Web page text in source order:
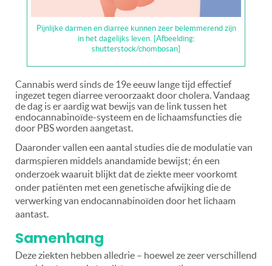
Pijnlijke darmen en diarree kunnen zeer belemmerend zijn
in het dagelijks leven. [Afbeelding:
shutterstock/chombosan]
Cannabis werd sinds de 19e eeuw lange tijd effectief
ingezet tegen diarree veroorzaakt door cholera. Vandaag
de dag is er aardig wat bewijs van de link tussen het
endocannabinoïde-systeem en de lichaamsfuncties die
door PBS worden aangetast.
Daaronder vallen een aantal studies die de modulatie van
darmspieren middels anandamide bewijst; én een
onderzoek waaruit blijkt dat de ziekte meer voorkomt
onder patiënten met een genetische afwijking die de
verwerking van endocannabinoïden door het lichaam
aantast.
Samenhang
Deze ziekten hebben alledrie – hoewel ze zeer verschillend